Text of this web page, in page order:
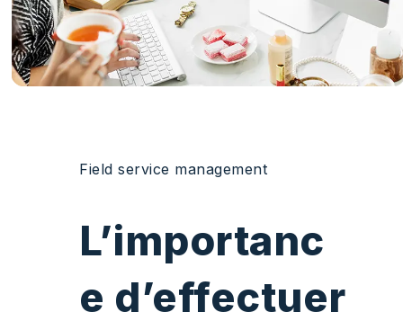
Field service management
L’importanc
e d’effectuer